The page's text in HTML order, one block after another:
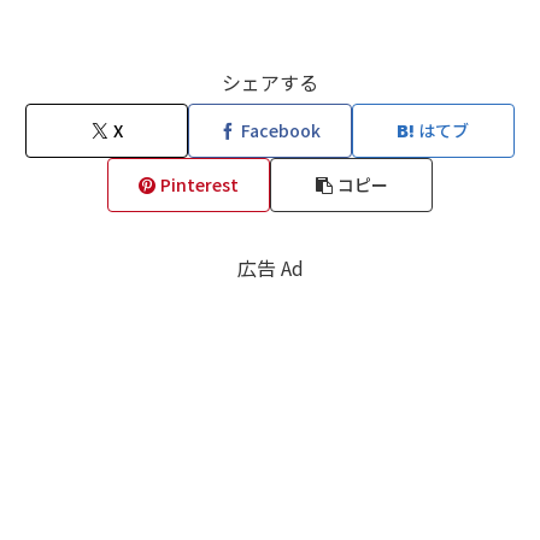
シェアする
X Facebook はてブ
Pinterest コピー
広告 Ad